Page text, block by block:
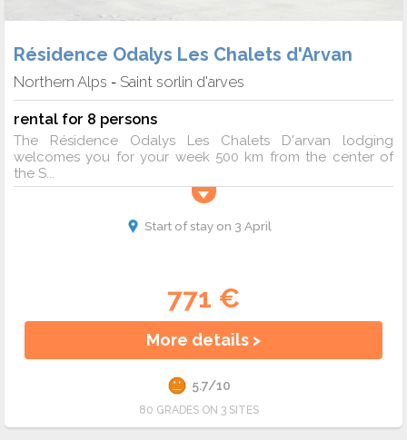
Résidence Odalys Les Chalets d'Arvan
Northern Alps - Saint sorlin d'arves
rental for 8 persons
The Résidence Odalys Les Chalets D'arvan lodging
welcomes you for your week 500 km from the center of
the S...
Start of stay on 3 April
771 €
More details >
5.7/10
80 GRADES ON 3 SITES